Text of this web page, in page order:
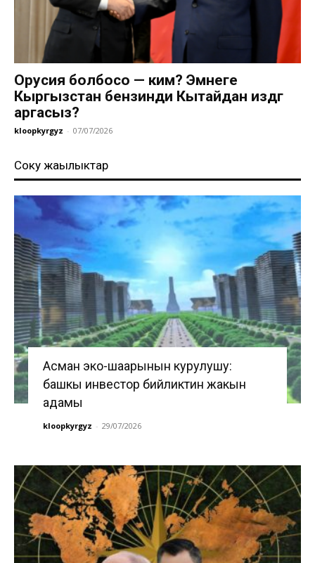
Орусия болбосо — ким? Эмнеге
Кыргызстан бензинди Кытайдан издөөгө
аргасыз?
kloopkyrgyz - 07/07/2026
Соңку жаңылыктар
Асман эко-шаарынын курулушу:
башкы инвестор бийликтин жакын
адамы
kloopkyrgyz - 29/07/2026